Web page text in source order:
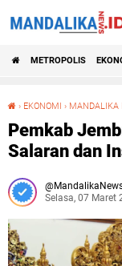
METROPOLIS
› EKONOMI › MANDALIKA
Pemkab
Salaran dan
Selasa, 07 Maret